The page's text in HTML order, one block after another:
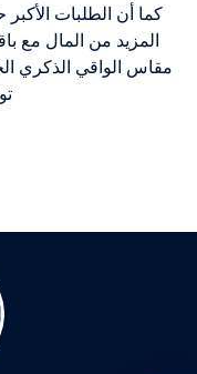
كما أن الطلبات الأكبر
المزيد من المال مع
مقاس الواقي الذكري